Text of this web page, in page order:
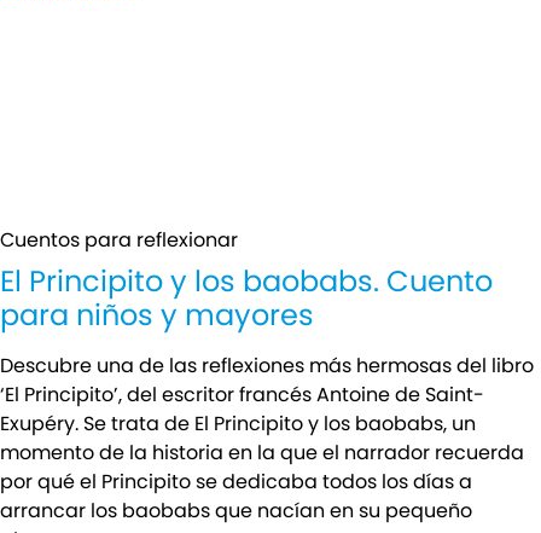
Cuentos para reflexionar
El Principito y los baobabs. Cuento
para niños y mayores
Descubre una de las reflexiones más hermosas del libro
‘El Principito’, del escritor francés Antoine de Saint-
Exupéry. Se trata de El Principito y los baobabs, un
momento de la historia en la que el narrador recuerda
por qué el Principito se dedicaba todos los días a
arrancar los baobabs que nacían en su pequeño